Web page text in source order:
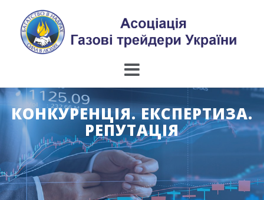
content
КОНКУРЕНЦІЯ. ЕКСПЕРТИЗА.
РЕПУТАЦІЯ